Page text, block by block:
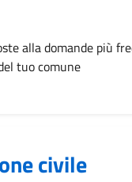
alla domande più
tuo comune
civile